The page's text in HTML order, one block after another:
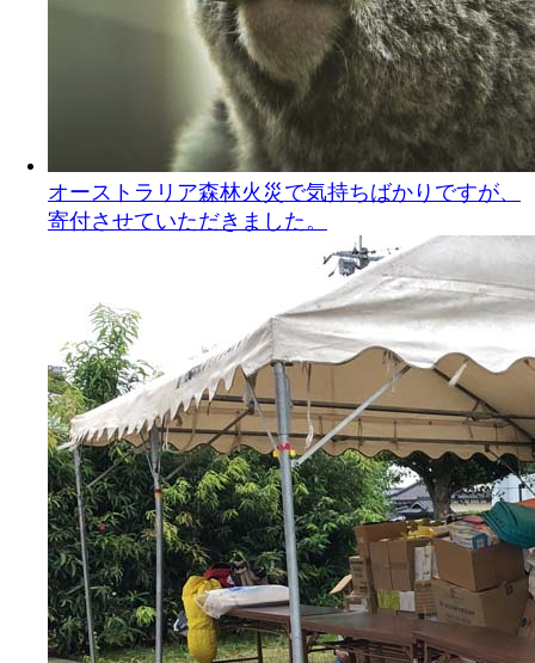
オーストラリア森林火災で気持ちばかりですが、
寄付させていただきました。